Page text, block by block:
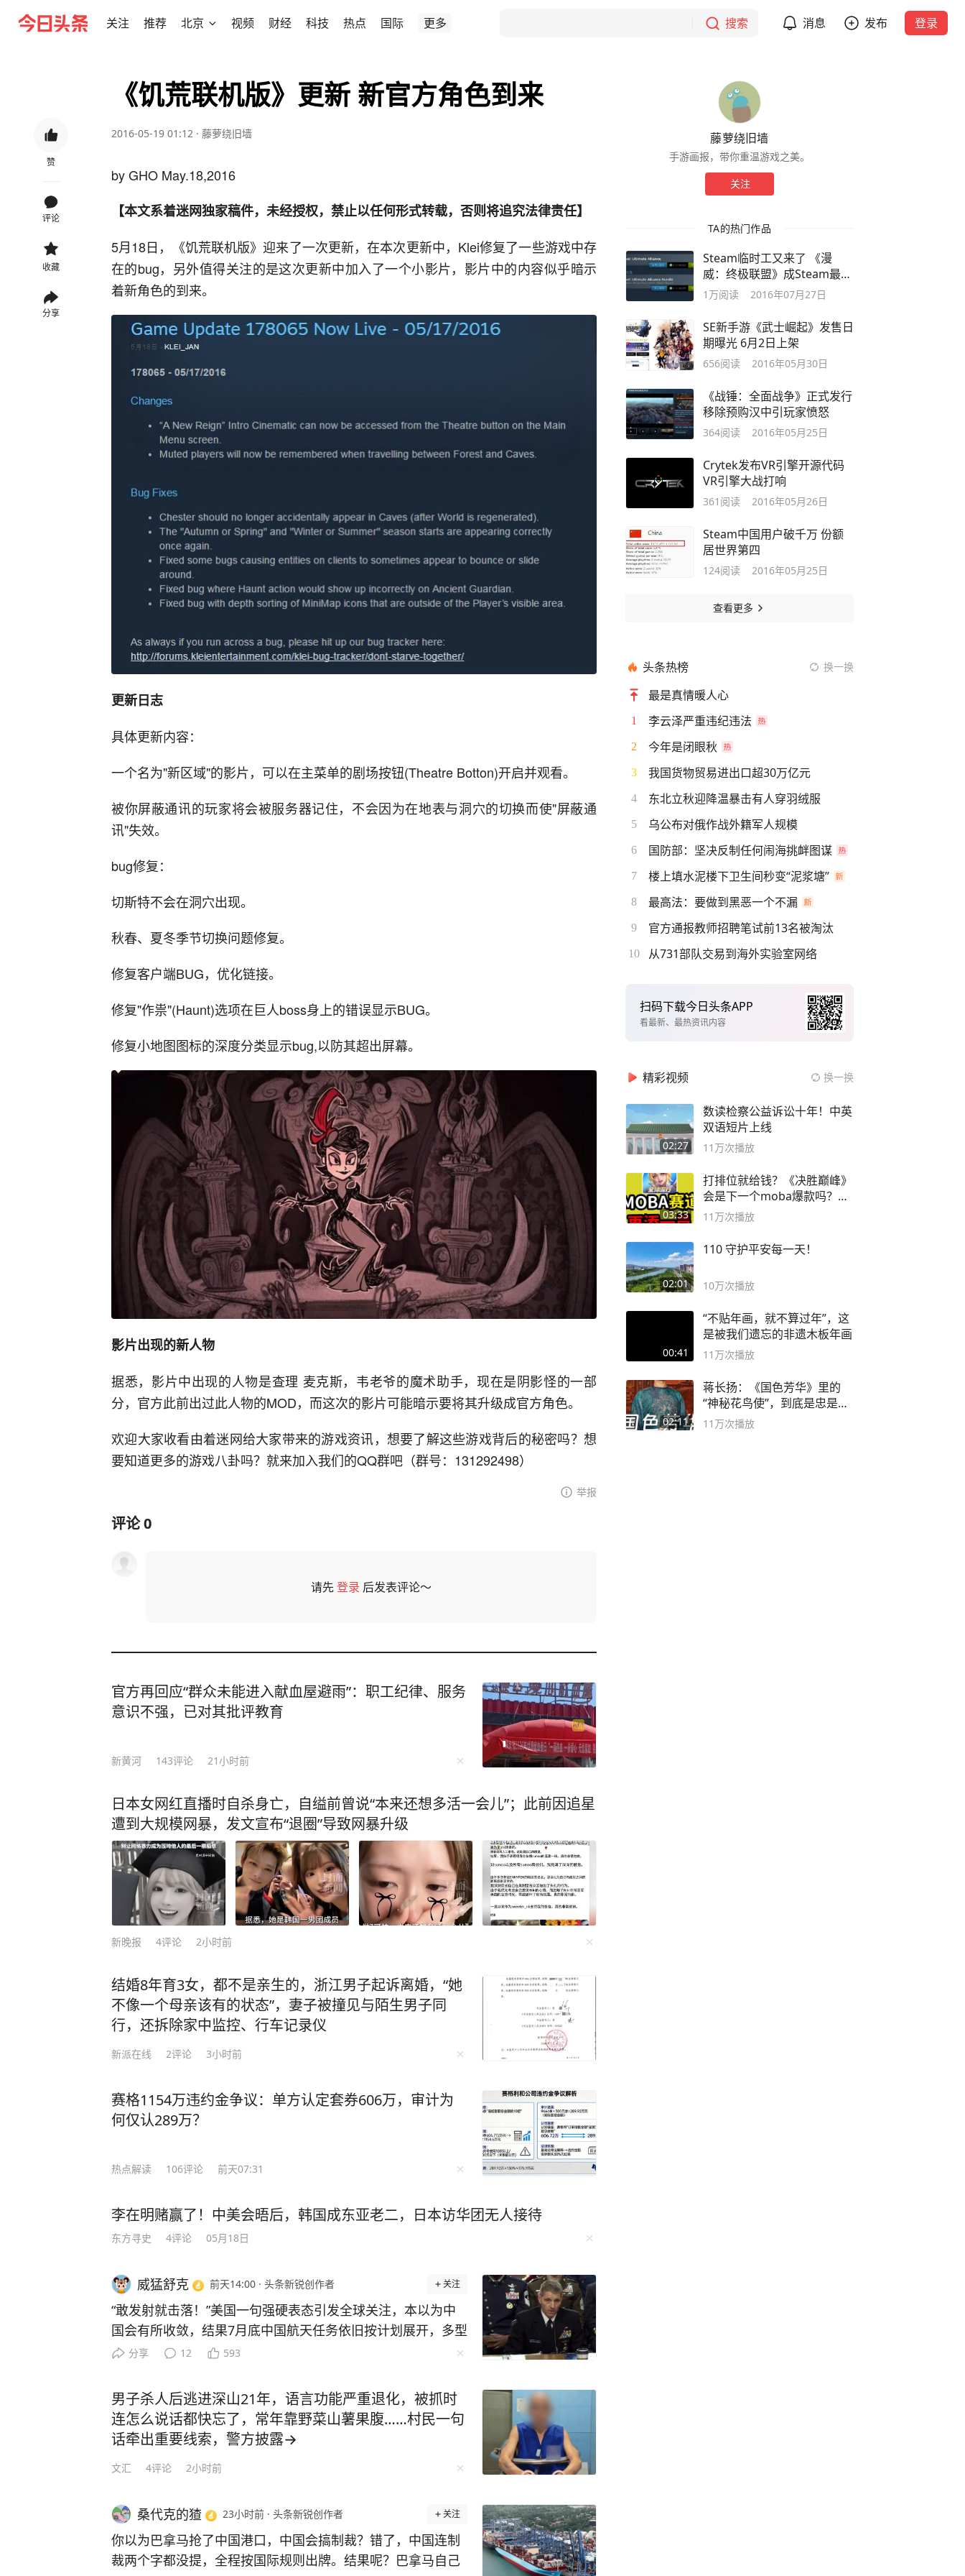
关注 推荐 北京 视频 财经 科技 热点 国际 更多 搜索 消息 发布 登录
赞
评论
收藏
分享
《饥荒联机版》更新 新官方角色到来
2016-05-19 01:12 · 藤萝绕旧墙
by GHO May.18,2016
【本文系着迷网独家稿件，未经授权，禁止以任何形式转载，否则将追究法律责任】
5月18日，《饥荒联机版》迎来了一次更新，在本次更新中，Klei修复了一些游戏中存
在的bug，另外值得关注的是这次更新中加入了一个小影片，影片中的内容似乎暗示
着新角色的到来。
更新日志
具体更新内容：
一个名为"新区域"的影片，可以在主菜单的剧场按钮(Theatre Botton)开启并观看。
被你屏蔽通讯的玩家将会被服务器记住，不会因为在地表与洞穴的切换而使"屏蔽通
讯"失效。
bug修复：
切斯特不会在洞穴出现。
秋春、夏冬季节切换问题修复。
修复客户端BUG，优化链接。
修复"作祟"(Haunt)选项在巨人boss身上的错误显示BUG。
修复小地图图标的深度分类显示bug,以防其超出屏幕。
影片出现的新人物
据悉，影片中出现的人物是查理 麦克斯，韦老爷的魔术助手，现在是阴影怪的一部
分，官方此前出过此人物的MOD，而这次的影片可能暗示要将其升级成官方角色。
欢迎大家收看由着迷网给大家带来的游戏资讯，想要了解这些游戏背后的秘密吗？想
要知道更多的游戏八卦吗？就来加入我们的QQ群吧（群号：131292498）
举报
评论0
请先登录 后发表评论～
官方再回应“群众未能进入献血屋避雨”：职工纪律、服务
意识不强，已对其批评教育
新黄河 143评论 21小时前
日本女网红直播时自杀身亡，自缢前曾说“本来还想多活一会儿”；此前因追星
遭到大规模网暴，发文宣布“退圈”导致网暴升级
新晚报 4评论 2小时前
结婚8年育3女，都不是亲生的，浙江男子起诉离婚，“她
不像一个母亲该有的状态”，妻子被撞见与陌生男子同
行，还拆除家中监控、行车记录仪
新派在线 2评论 3小时前
赛格1154万违约金争议：单方认定套券606万，审计为
何仅认289万？
热点解读 106评论 前天07:31
李在明赌赢了！中美会晤后，韩国成东亚老二，日本访华团无人接待
东方寻史 4评论 05月18日
威猛舒克 前天14:00 · 头条新锐创作者 关注
“敢发射就击落！”美国一句强硬表态引发全球关注，本以为中
国会有所收敛，结果7月底中国航天任务依旧按计划展开，多型
火箭接连升空。面对美方施压，中方回应毫不退让。美国为何
7月30日上午9点，太原卫星发射中心，长征六号改运载火箭准
时点火，一箭双星，把通信技术试验卫星二十七号A/B星送入
预定轨道，用途写得明明白白：卫星通信、广播电视、数据传
输。 而几天前，美国太空军作战部队司令在公开研讨会上放
话：要发展进攻性太空作战能力，要击落中国卫星，防务媒体
杀，一个照常升空。谁在虚张声势，谁在埋头赶路，一目了
然。 美国急什么？急的是北斗这件事。 7月31日北斗开通六
周年，官方宣布50颗卫星全部完成在轨升级，3月启动，分批
实施，逐星验证，动态切换，全球用户没感觉到一秒信号中
分享 12 593
男子杀人后逃进深山21年，语言功能严重退化，被抓时
连怎么说话都快忘了，常年靠野菜山薯果腹……村民一句
话牵出重要线索，警方披露→
文汇 4评论 2小时前
桑代克的猹 23小时前 · 头条新锐创作者 关注
你以为巴拿马抢了中国港口，中国会搞制裁？错了，中国连制
裁两个字都没提，全程按国际规则出牌。结果呢？巴拿马自己
藤萝绕旧墙
手游画报，带你重温游戏之美。
关注
TA的热门作品
Steam临时工又来了 《漫
威：终极联盟》成Steam最贵
游戏
1万阅读 2016年07月27日
SE新手游《武士崛起》发售日
期曝光 6月2日上架
656阅读 2016年05月30日
《战锤：全面战争》正式发行
移除预购汉中引玩家愤怒
364阅读 2016年05月25日
Crytek发布VR引擎开源代码
VR引擎大战打响
361 阅读 2016年05月26日
Steam中国用户破千万 份额
居世界第四
124阅读 2016年05月25日
查看更多
头条热榜 换一换
最是真情暖人心
1 李云泽严重违纪违法
2 今年是闭眼秋
3 我国货物贸易进出口超30万亿元
4 东北立秋迎降温暴击有人穿羽绒服
5 乌公布对俄作战外籍军人规模
6 国防部：坚决反制任何闹海挑衅图谋
7 楼上填水泥楼下卫生间秒变“泥浆塘”
8 最高法：要做到黑恶一个不漏
9 官方通报教师招聘笔试前13名被淘汰
10 从731部队交易到海外实验室网络
扫码下载今日头条APP
看最新、最热资讯内容
精彩视频 换一换
02:27
数读检察公益诉讼十年！中英
双语短片上线
11万次播放
03:33
打排位就给钱？《决胜巅峰》
会是下一个moba爆款吗？#
决胜巅峰
11万次播放
02:01
110 守护平安每一天！
10万次播放
00:41
“不贴年画，就不算过年”，这
是被我们遗忘的非遗木板年画
11万次播放
02:11
蒋长扬：《国色芳华》里的
“神秘花鸟使”，到底是忠是
奸？
11万次播放